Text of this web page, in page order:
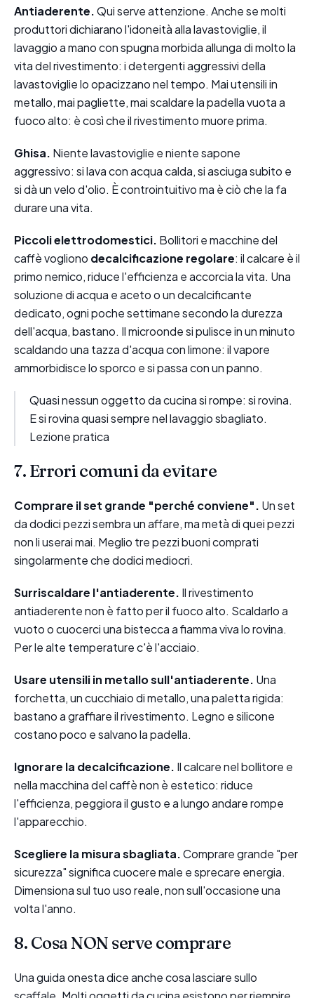
Antiaderente.Qui serve attenzione. Anche se molti
produttori dichiarano l'idoneità alla lavastoviglie, il
lavaggio a mano con spugna morbida allunga di molto la
vita del rivestimento: i detergenti aggressivi della
lavastoviglie lo opacizzano nel tempo. Mai utensili in
metallo, mai pagliette, mai scaldare la padella vuota a
fuoco alto: è così che il rivestimento muore prima.
Ghisa. Niente lavastoviglie e niente sapone
aggressivo: si lava con acqua calda, si asciuga subito e
si dà un velo d'olio. È controintuitivo ma è ciò che la fa
durare una vita.
Piccoli elettrodomestici. Bollitori e macchine del
caffè vogliono decalcificazione regolare: il calcare è il
primo nemico, riduce l'efficienza e accorcia la vita. Una
soluzione di acqua e aceto o un decalcificante
dedicato, ogni poche settimane secondo la durezza
dell'acqua, bastano. Il microonde si pulisce in un minuto
scaldando una tazza d'acqua con limone: il vapore
ammorbidisce lo sporco e si passa con un panno.
Quasi nessun oggetto da cucina si rompe: si rovina.
E si rovina quasi sempre nel lavaggio sbagliato.
Lezione pratica
7. Errori comuni da evitare
Comprare il set grande "perché conviene". Un set
da dodici pezzi sembra un affare, ma metà di quei pezzi
non li userai mai. Meglio tre pezzi buoni comprati
singolarmente che dodici mediocri.
Surriscaldare l'antiaderente. Il rivestimento
antiaderente non è fatto per il fuoco alto. Scaldarlo a
vuoto o cuocerci una bistecca a fiamma viva lo rovina.
Per le alte temperature c'è l'acciaio.
Usare utensili in metallo sull'antiaderente. Una
forchetta, un cucchiaio di metallo, una paletta rigida:
bastano a graffiare il rivestimento. Legno e silicone
costano poco e salvano la padella.
Ignorare la decalcificazione. Il calcare nel bollitore e
nella macchina del caffè non è estetico: riduce
l'efficienza, peggiora il gusto e a lungo andare rompe
l'apparecchio.
Scegliere la misura sbagliata.Comprare grande "per
sicurezza" significa cuocere male e sprecare energia.
Dimensiona sul tuo uso reale, non sull'occasione una
volta l'anno.
8. Cosa NON serve comprare
Una guida onesta dice anche cosa lasciare sullo